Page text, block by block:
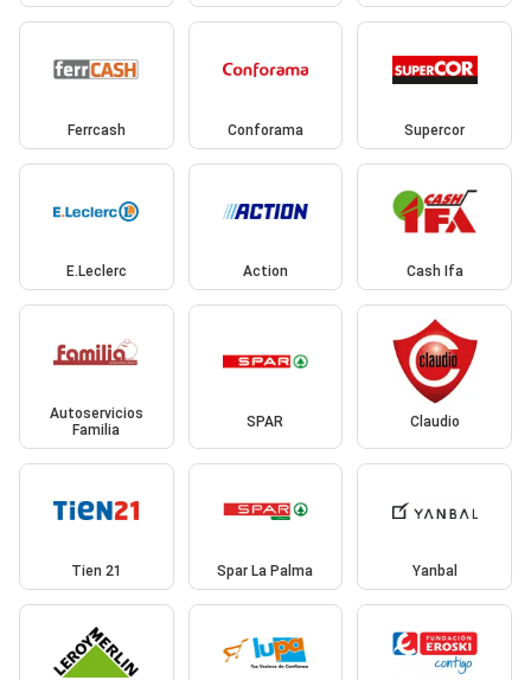
Ferrcash Conforama Supercor
E.Leclerc Action Cash Ifa
Autoservicios
Familia
SPAR Claudio
Tien 21 Spar La Palma Yanbal